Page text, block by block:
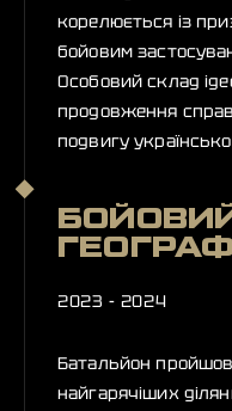
корелюється із
бойовим
Особовий склад
продовження
подвигу
2023 - 2024
Батальйон
найгарячіших